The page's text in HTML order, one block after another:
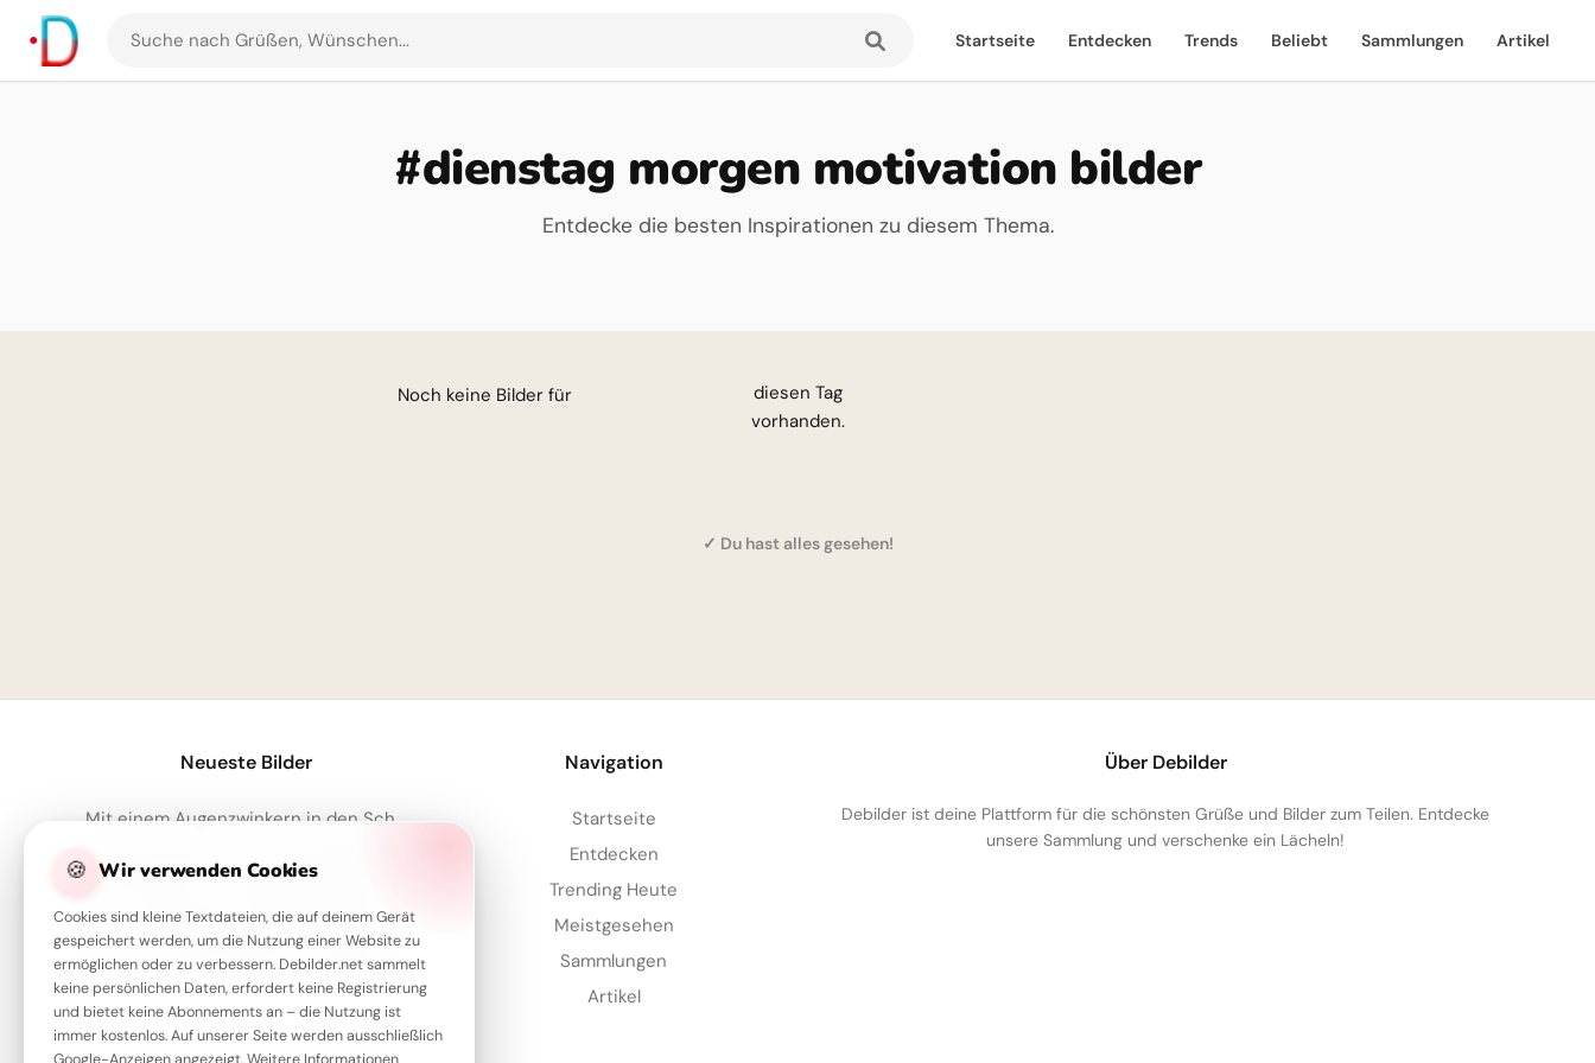
Suche
nach
Startseite Entdecken Trends Beliebt Sammlungen Artikel
#dienstag morgen motivation bilder
Entdecke die besten Inspirationen zu diesem Thema.
Noch keine Bilder für diesen Tag
vorhanden.
✓ Du hast alles gesehen!
🍪 Wir verwenden Cookies
Cookies sind kleine Textdateien, die auf deinem Gerät
gespeichert werden, um die Nutzung einer Website zu
ermöglichen oder zu verbessern. Debilder.net sammelt
keine persönlichen Daten, erfordert keine Registrierung
und bietet keine Abonnements an – die Nutzung ist
immer kostenlos. Auf unserer Seite werden ausschließlich
Neueste Bilder
Mit einem Augenzwinkern in den Schulalltag: Motivationskick für Telegram!
Mut zum Fragen: Ein inspirierender Schulstart für deine Facebook-Timeline
Wissen ist der Schlüssel - Inspirierende Schulstart Bilder für Telegram
Navigation
Startseite
Entdecken
Trending Heute
Meistgesehen
Sammlungen
Artikel
Über Debilder
Debilder ist deine Plattform für die schönsten Grüße und Bilder zum Teilen. Entdecke
unsere Sammlung und verschenke ein Lächeln!